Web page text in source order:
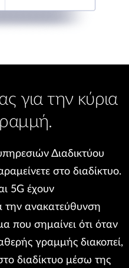
για την κύρια
Διαδικτύου
στο διαδίκτυο.
5G έχουν
την ανακατεύθυνση
που σημαίνει ότι όταν
γραμμής διακοπεί,
διαδίκτυο μέσω της